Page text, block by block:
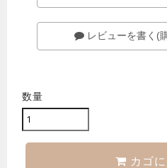
レビューを書く(
数量
カゴ